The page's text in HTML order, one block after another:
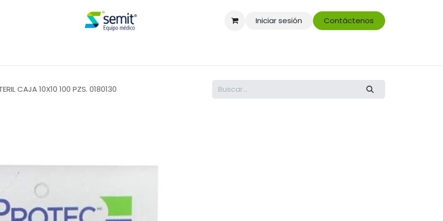
Iniciar sesión Contáctenos
CAJA 10X10 100 PZS. 0180130